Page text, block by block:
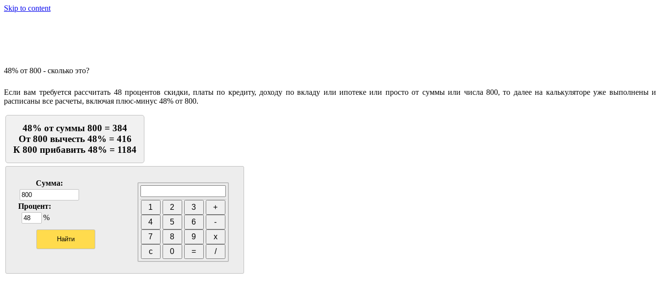
Skip to content
48% от 800 - сколько это?
Если вам требуется рассчитать 48 процентов скидки, платы по кредиту, доходу по вкладу или ипотеке или просто от суммы или числа 800, то далее на калькуляторе уже выполнены и
расписаны все расчеты, включая плюс-минус 48% от 800.
48% от суммы 800 = 384
От 800 вычесть 48% = 416
К 800 прибавить 48% = 1184
Сумма:
Процент:
%